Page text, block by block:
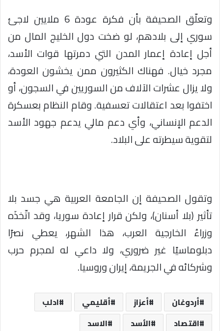
وتعلّق الصحيفة بأن فكرة عودة 6 ملايين لاجئ
سوري إلى بلادهم، لو ضخت دول الخليج المال من
أجل إعادة إعمار المدن التي دمرتها قوات الأسد،
مجرد خيال. فهناك الكثيرون ممن يخشون العودة،
ولا يزال عشرات الآلاف من السوريين في السجون، أو
اختفوا بعد اعتقالات تعسفية. وقام النظام بعسكرة
الدعم الإنساني، وأي دعم مالي يدعم جهود الأسد
لتقوية سيطرته على البلاد.
وتقول الصحيفة إن الجامعة العربية هي جسد بلا
تأثير (بلا أسنان)، ولكن قرار إعادة سوريا، وقد اتّخذَه
وزراءُ الخارجية العرب، هذا الشهر، يعطي نصرًا
دبلوماسيًا غير ضروري، ولا داعي له لمجرم حرب
وشركائه في الجريمة، إيران وروسيا.
أردوغان أعزاز أقليمي
ادلب
اقتصاد
الأسد
الاسد